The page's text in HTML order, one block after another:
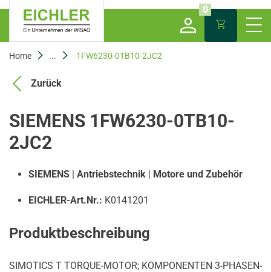
0
Home ... 1FW6230-0TB10-2JC2
Zurück
SIEMENS 1FW6230-0TB10-
2JC2
SIEMENS | Antriebstechnik | Motore und Zubehör
EICHLER-Art.Nr.: K0141201
Produktbeschreibung
SIMOTICS T TORQUE-MOTOR; KOMPONENTEN 3-PHASEN-